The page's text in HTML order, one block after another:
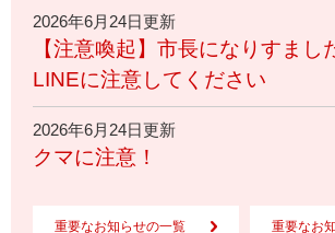
2026年6月24日更新
【注意喚起】市長になりすまし
LINEに注意してください
2026年6月24日更新
クマに注意！
重要なお知らせの一覧 重要なお